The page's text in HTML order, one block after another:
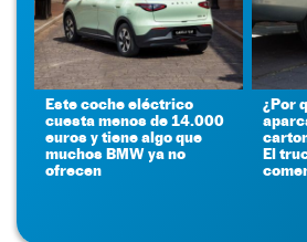
Este coche eléctrico
cuesta menos de 14.000
euros y tiene algo que
muchos BMW ya no
ofrecen
¿Por
El